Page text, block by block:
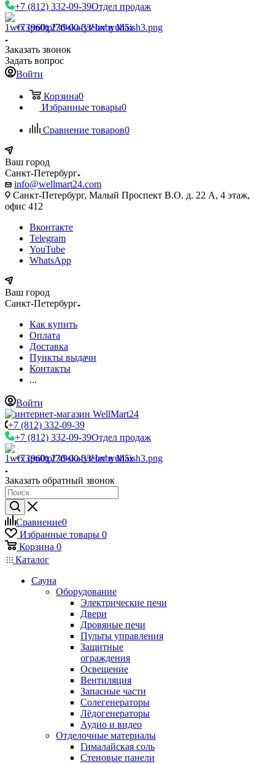
+7 (812) 332-09-39Отдел продаж
+7 (960) 230-00-33Чат в Max
Заказать звонок
Задать вопрос
Войти
Корзина0
Избранные товары0
Сравнение товаров0
Ваш город
Санкт-Петербург
info@wellmart24.com
Санкт-Петербург, Малый Проспект В.О. д. 22 А, 4 этаж,
офис 412
Вконтакте
Telegram
YouTube
WhatsApp
Ваш город
Санкт-Петербург
Как купить
Оплата
Доставка
Пункты выдачи
Контакты
...
Войти
+7 (812) 332-09-39
+7 (812) 332-09-39Отдел продаж
+7 (960) 230-00-33Чат в Max
Заказать обратный звонок
Сравнение0
Избранные товары 0
Корзина 0
Каталог
Сауна
Оборудование
Электрические печи
Двери
Дровяные печи
Пульты управления
Защитные
ограждения
Освещение
Вентиляция
Запасные части
Солегенераторы
Лёдогенераторы
Аудио и видео
Отделочные материалы
Гималайская соль
Стеновые панели